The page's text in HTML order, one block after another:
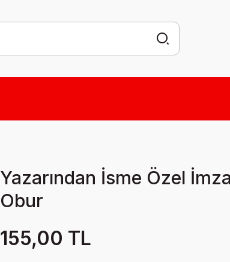
Yazarından İsme Özel
Obur
155,00 TL